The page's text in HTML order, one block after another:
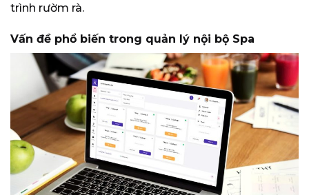
trình rườm rà.
Vấn đề phổ biến trong quản lý nội bộ Spa